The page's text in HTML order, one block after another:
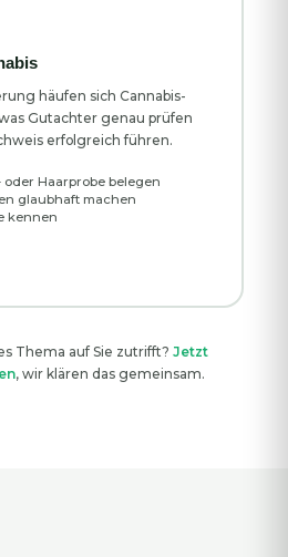
häufen sich Cannabis-
Gutachter genau prüfen
erfolgreich führen.
Haarprobe belegen
glaubhaft machen
kennen
Thema auf Sie zutrifft? Jetzt
, wir klären das gemeinsam.